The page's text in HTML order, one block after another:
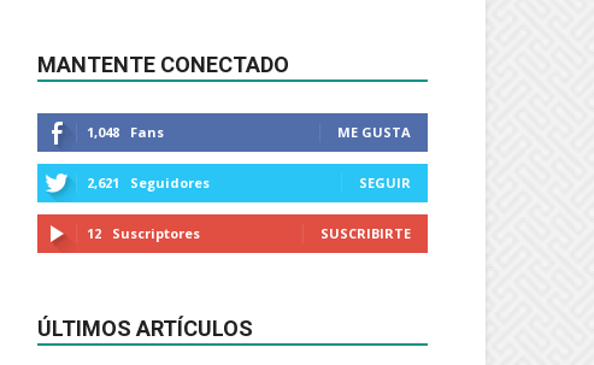
MANTENTE CONECTADO
1,048 Fans ME GUSTA
2,621 Seguidores SEGUIR
12 Suscriptores SUSCRIBIRTE
ÚLTIMOS ARTÍCULOS